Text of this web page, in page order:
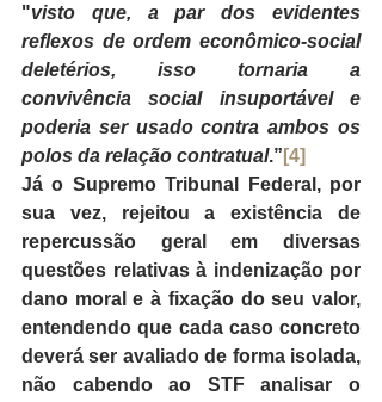
"visto que, a par dos evidentes
reflexos de ordem econômico-social
deletérios, isso tornaria a
convivência social insuportável e
poderia ser usado contra ambos os
polos da relação contratual.” [4]
Já o Supremo Tribunal Federal, por
sua vez, rejeitou a existência de
repercussão geral em diversas
questões relativas à indenização por
dano moral e à fixação do seu valor,
entendendo que cada caso concreto
deverá ser avaliado de forma isolada,
não cabendo ao STF analisar o